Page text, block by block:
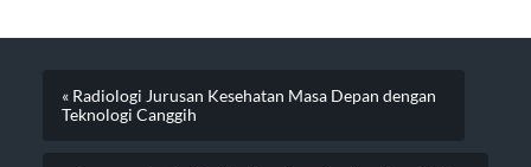
« Radiologi Jurusan Kesehatan Masa Depan dengan
Teknologi Canggih